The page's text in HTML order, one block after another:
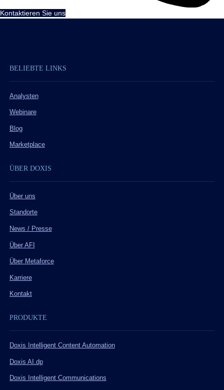
Kontaktieren Sie uns
BELIEBTE LINKS
Analysten
Webinare
Blog
Marketplace
ÜBER DOXIS
Über uns
Standorte
News / Presse
Über AFI
Über Metaforce
Karriere
Kontakt
PRODUKTE
Doxis Intelligent Content Automation
Doxis AI.dp
Doxis Intelligent Communications